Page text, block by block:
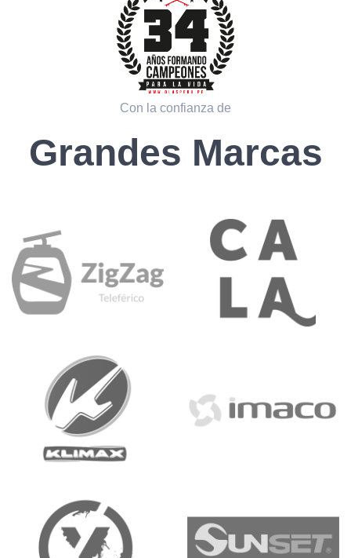
Con la confianza de
Grandes Marcas